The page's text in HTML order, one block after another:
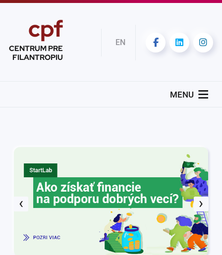
cpf
CENTRUM PRE
FILANTROPIU
EN
MENU
‹ ›